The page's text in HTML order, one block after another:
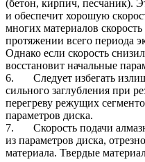
(бетон, кирпич, песчаник).
и обеспечит хорошую
многих материалов
протяжении всего периода
Однако если скорость
восстановит начальные
6. Следует избегать
сильного заглубления при
перегреву режущих
параметров диска.
7. Скорость подачи
из параметров диска,
материала. Твердые